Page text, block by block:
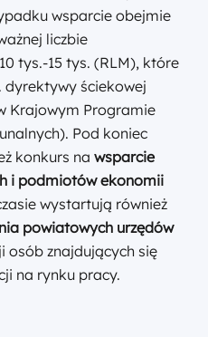
wsparcie obejmie
liczbie
tys.-15 tys. (RLM), które
dyrektywy ściekowej
Krajowym Programie
Pod koniec
konkurs na wsparcie
i podmiotów ekonomii
wystartują również
powiatowych urzędów
osób znajdujących się
na rynku pracy.